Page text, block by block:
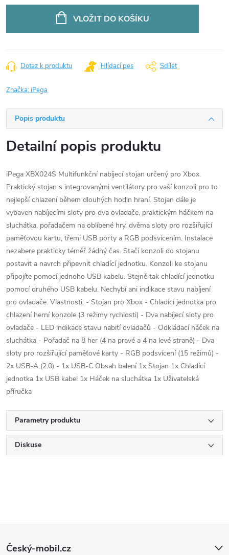
VLOŽIT DO KOŠÍKU
Dotaz k produktu Hlídací pes Sdílet
Značka:iPega
Popis produktu
Detailní popis produktu
iPega XBX024S Multifunkční nabíjecí stojan určený pro Xbox.
Praktický stojan s integrovanými ventilátory pro vaší konzoli pro to
nejlepší chlazení během dlouhých hodin hraní. Stojan dále je
vybaven nabíjecími sloty pro dva ovladače, praktickým háčkem na
sluchátka, pořadačem na oblíbené hry, dvěma sloty pro rozšiřující
paměťovou kartu, třemi USB porty a RGB podsvícením. Instalace
nezabere prakticky téměř žádný čas. Stačí konzoli do stojanu
postavit a navrch připevnit chladící jednotku. Konzoli ke stojanu
připojíte pomocí jednoho USB kabelu. Stejně tak chladící jednotku
pomocí druhého USB kabelu. Nechybí ani indikace stavu nabíjení
pro ovladače. Vlastnosti: - Stojan pro Xbox - Chladící jednotka pro
chlazení herní konzole (3 režimy rychlosti) - Dva nabíjecí sloty pro
ovladače - LED indikace stavu nabití ovladačů - Odkládací háček na
sluchátka - Pořadač na 8 her (4 na pravé a 4 na levé straně) - Dva
sloty pro rozšiřující paměťové karty - RGB podsvícení (15 režimů) -
2x USB-A (2.0) - 1x USB-C Obsah balení 1x Stojan 1x Chladící
jednotka 1x USB kabel 1x Háček na sluchátka 1x Uživatelská
příručka
Parametry produktu
Diskuse
ZČeský-mobil.cz